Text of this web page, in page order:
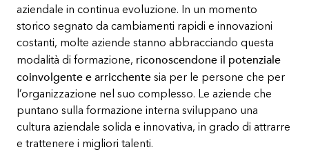
aziendale in continua evoluzione. In un momento
storico segnato da cambiamenti rapidi e innovazioni
costanti, molte aziende stanno abbracciando questa
modalità di formazione, riconoscendone il potenziale
coinvolgente e arricchente sia per le persone che per
l’organizzazione nel suo complesso. Le aziende che
puntano sulla formazione interna sviluppano una
cultura aziendale solida e innovativa, in grado di attrarre
e trattenere i migliori talenti.